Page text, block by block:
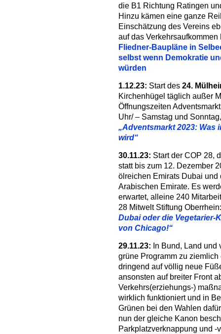
die B1 Richtung Ratingen
Hinzu kämen eine ganze
Einschätzung des Vereins
auf das
Fliedner-Baupläne in
selbst wenn Demokratie
würden
1.12.23: Start des 24.
Kirchenhügel täglich außer
Öffnungszeiten
Uhr/ – Samstag und
„Adventsmarkt 2023: Was
wird“
30.11.23: Start der COP 28,
statt bis zum 12. Dezember
ölreichen Emirats Dubai und
Arabischen Emirate. Es
erwartet, alleine 240
28 Mitwelt Stiftung
Dubai oder die Vegetarier-
von Chicago!“
29.11.23: In Bund, Land
grüne Programm zu
dringend auf völlig neue
ansonsten auf breiter Front
Verkehrs(erziehungs-)
wirklich funktioniert und in
Grünen bei den Wahlen
nun der gleiche Kanon
Parkplatzverknappung und -